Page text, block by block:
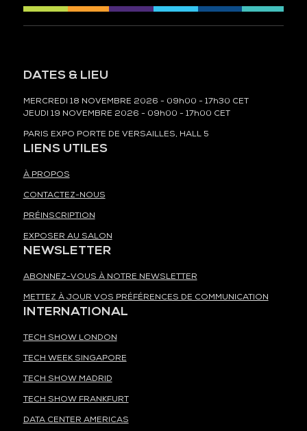
DATES & LIEU
MERCREDI 18 NOVEMBRE 2026 - 09h00 - 17h30 CET
JEUDI 19 NOVEMBRE 2026 - 09h00 - 17h00 CET
PARIS EXPO PORTE DE VERSAILLES, HALL 5
LIENS UTILES
À PROPOS
CONTACTEZ-NOUS
PRÉINSCRIPTION
EXPOSER AU SALON
NEWSLETTER
ABONNEZ-VOUS À NOTRE NEWSLETTER
METTEZ À JOUR VOS PRÉFÉRENCES DE COMMUNICATION
INTERNATIONAL
TECH SHOW LONDON
TECH WEEK SINGAPORE
TECH SHOW MADRID
TECH SHOW FRANKFURT
DATA CENTER AMERICAS